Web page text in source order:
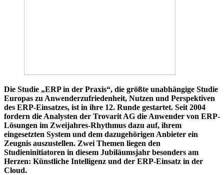
Die Studie „ERP in der Praxis“, die größte unabhängige Studie
Europas zu Anwenderzufriedenheit, Nutzen und Perspektiven
des ERP-Einsatzes, ist in ihre 12. Runde gestartet. Seit 2004
fordern die Analysten der Trovarit AG die Anwender von ERP-
Lösungen im Zweijahres-Rhythmus dazu auf, ihrem
eingesetzten System und dem dazugehörigen Anbieter ein
Zeugnis auszustellen. Zwei Themen liegen den
Studieninitiatoren in diesem Jubiläumsjahr besonders am
Herzen: Künstliche Intelligenz und der ERP-Einsatz in der
Cloud.